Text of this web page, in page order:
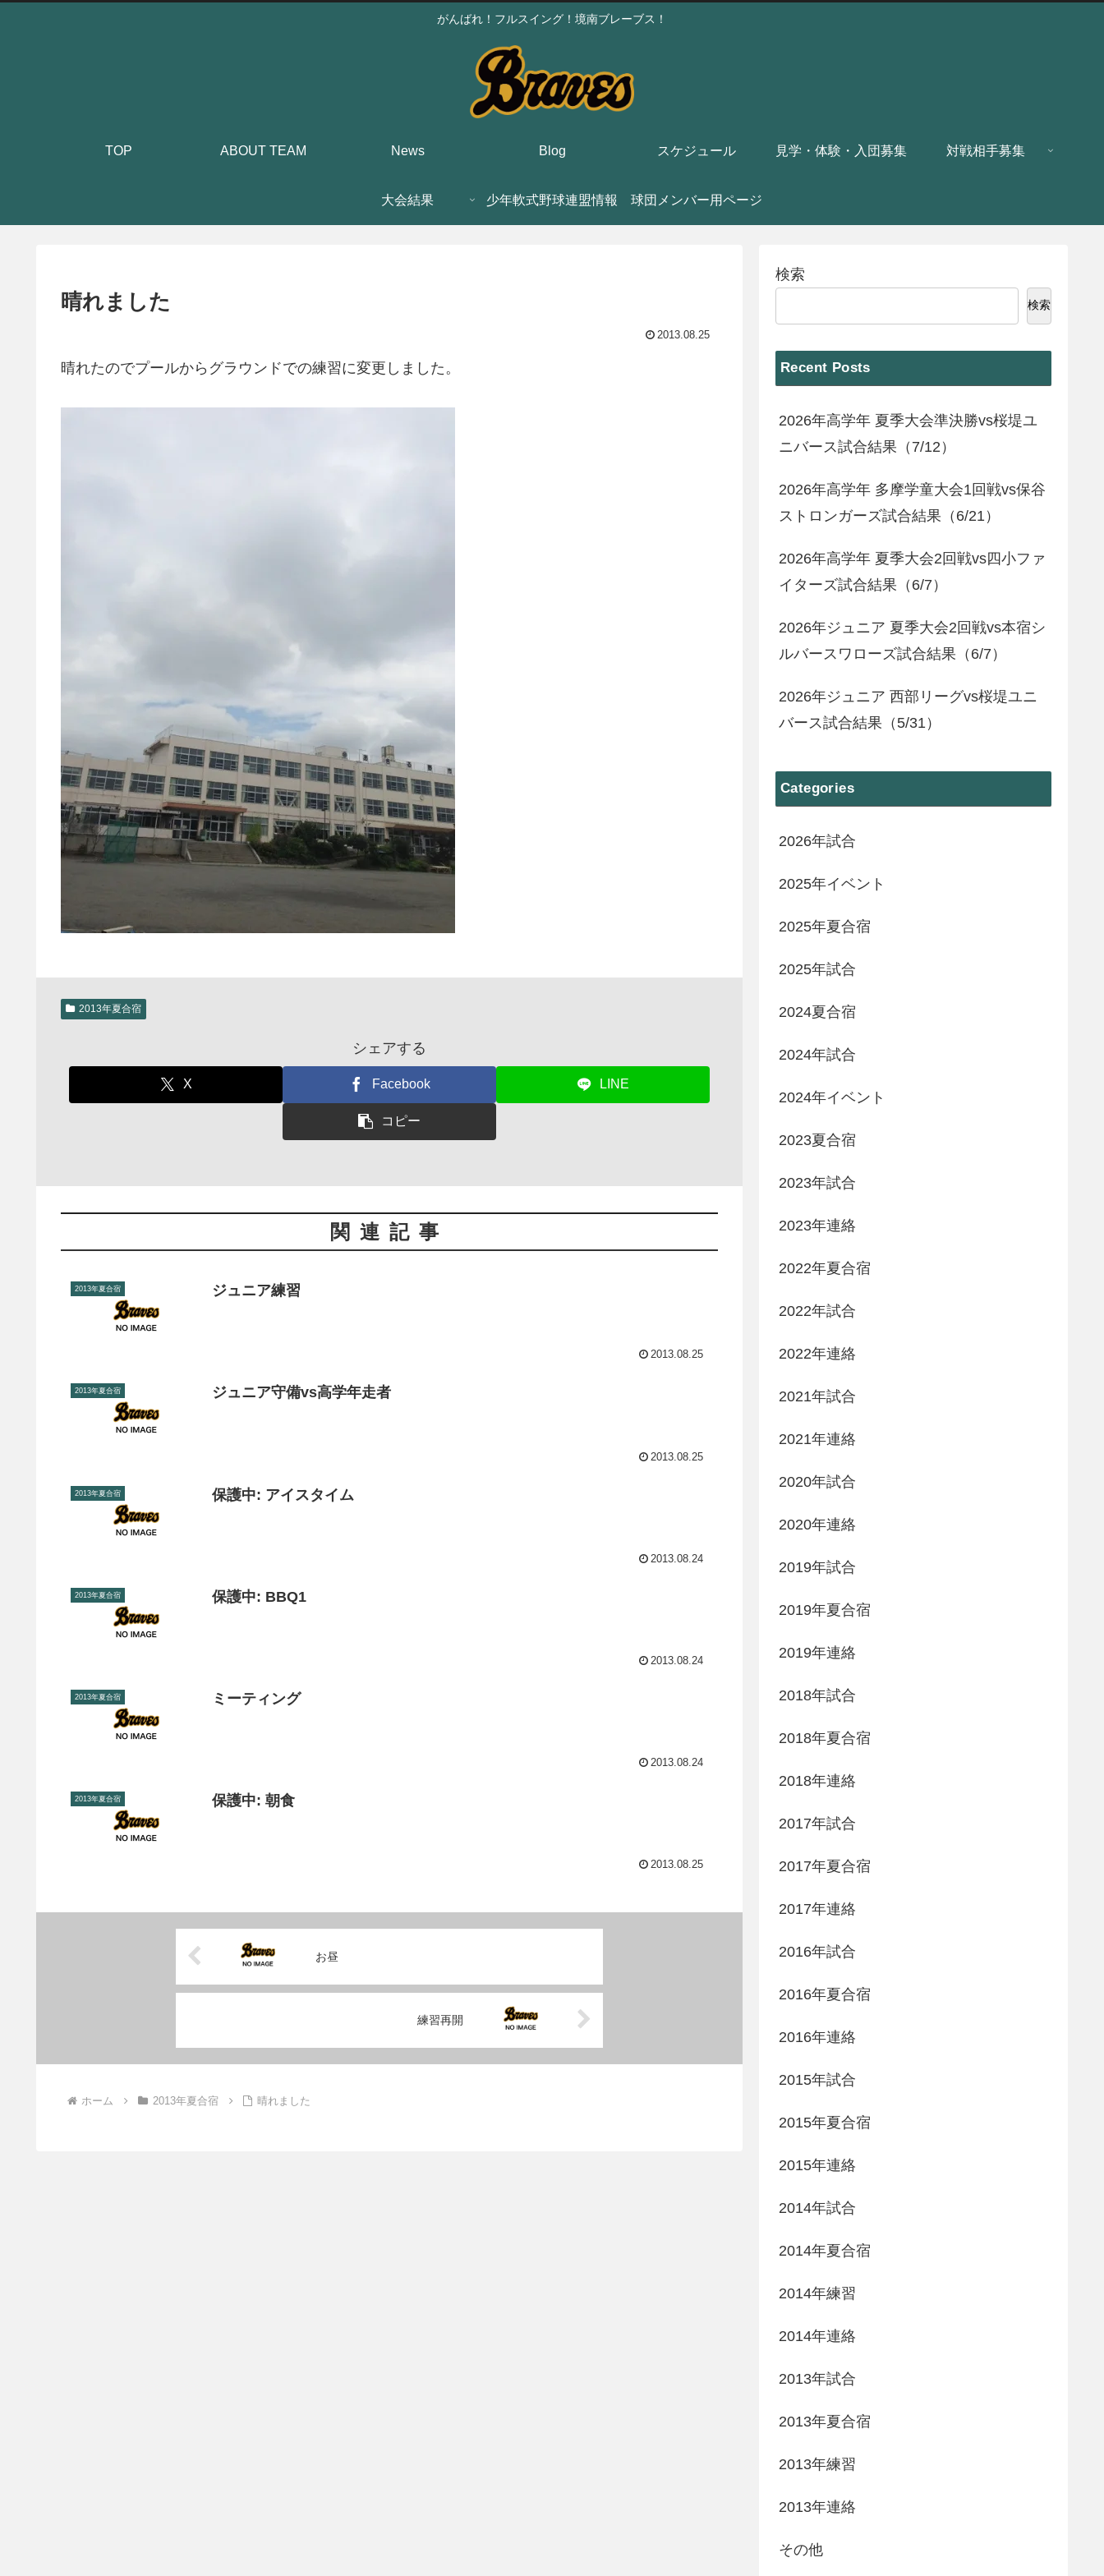
がんばれ！フルスイング！境南ブレーブス！
TOP ABOUT TEAM News Blog スケジュール 見学・体験・入団募集 対戦相手募集
大会結果 少年軟式野球連盟情報 球団メンバー用ページ
晴れました
2013.08.25
晴れたのでプールからグラウンドでの練習に変更しました。
2013年夏合宿
シェアする
X Facebook LINE
コピー
関連記事
2013年夏合宿 ジュニア練習
2013.08.25
2013年夏合宿 ジュニア守備vs高学年走者
2013.08.25
2013年夏合宿 保護中: アイスタイム
2013.08.24
2013年夏合宿 保護中: BBQ1
2013.08.24
2013年夏合宿 ミーティング
2013.08.24
2013年夏合宿 保護中: 朝食
2013.08.25
お昼
練習再開
ホーム 2013年夏合宿 晴れました
検索
検索
Recent Posts
2026年高学年 夏季大会準決勝vs桜堤ユ
ニバース試合結果（7/12）
2026年高学年 多摩学童大会1回戦vs保谷
ストロンガーズ試合結果（6/21）
2026年高学年 夏季大会2回戦vs四小ファ
イターズ試合結果（6/7）
2026年ジュニア 夏季大会2回戦vs本宿シ
ルバースワローズ試合結果（6/7）
2026年ジュニア 西部リーグvs桜堤ユニ
バース試合結果（5/31）
Categories
2026年試合
2025年イベント
2025年夏合宿
2025年試合
2024夏合宿
2024年試合
2024年イベント
2023夏合宿
2023年試合
2023年連絡
2022年夏合宿
2022年試合
2022年連絡
2021年試合
2021年連絡
2020年試合
2020年連絡
2019年試合
2019年夏合宿
2019年連絡
2018年試合
2018年夏合宿
2018年連絡
2017年試合
2017年夏合宿
2017年連絡
2016年試合
2016年夏合宿
2016年連絡
2015年試合
2015年夏合宿
2015年連絡
2014年試合
2014年夏合宿
2014年練習
2014年連絡
2013年試合
2013年夏合宿
2013年練習
2013年連絡
その他